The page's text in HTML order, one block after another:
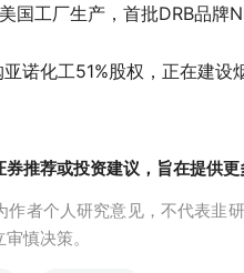
国工厂生产，首批DRB品牌
诺化工51%股权，正在建设
推荐或投资建议，旨在提供更
作者个人研究意见，不代表韭
慎决策。